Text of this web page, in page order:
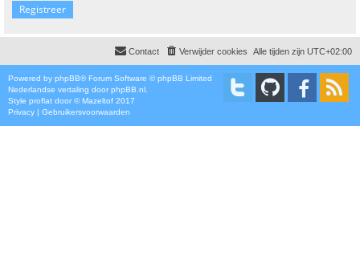
Registreer
Alle tijden zijn UTC+02:00
Verwijder cookies
Contact
Powered by phpBB® Forum Software © phpBB Limited
Nederlandse vertaling door phpBB.nl
Style proflat door ©Mazeltof 2017
Privacy | Gebruikersvoorwaarden